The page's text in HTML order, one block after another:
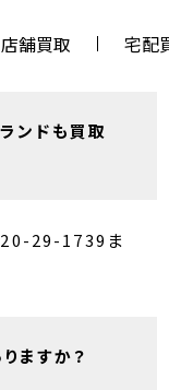
店舗買取 宅配
ンドも買取
29-1739ま
ますか？